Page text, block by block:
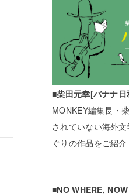
■柴田元幸[バナナ日
MONKEY編集長・
されていない海外
ぐりの作品をご紹
■NO WHERE,